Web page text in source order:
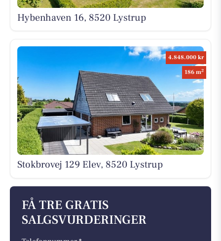
Hybenhaven 16, 8520 Lystrup
4.848.000 kr
186 m2
Stokbrovej 129 Elev, 8520 Lystrup
FÅ TRE GRATIS
SALGSVURDERINGER